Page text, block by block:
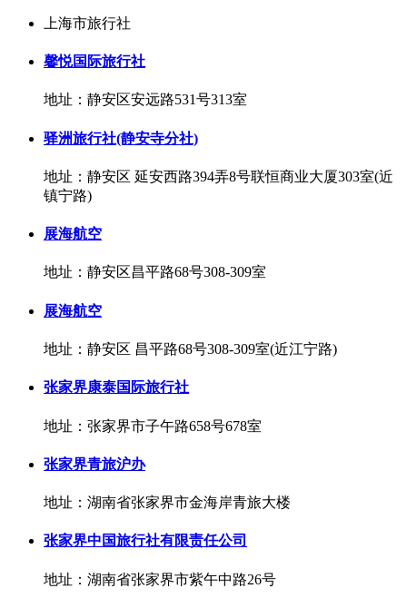
上海市旅行社
馨悦国际旅行社
地址：静安区安远路531号313室
驿洲旅行社(静安寺分社)
地址：静安区 延安西路394弄8号联恒商业大厦303室(近
镇宁路)
展海航空
地址：静安区昌平路68号308-309室
展海航空
地址：静安区 昌平路68号308-309室(近江宁路)
张家界康泰国际旅行社
地址：张家界市子午路658号678室
张家界青旅沪办
地址：湖南省张家界市金海岸青旅大楼
张家界中国旅行社有限责任公司
地址：湖南省张家界市紫午中路26号